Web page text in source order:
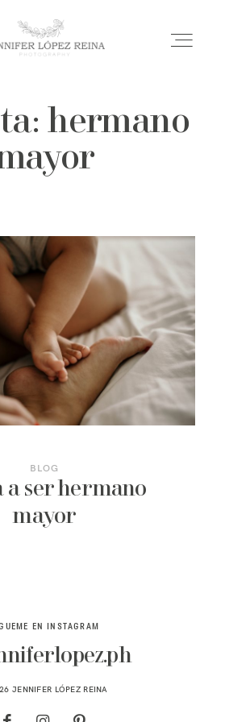
INICIO
BODAS
BLOG
SOBRE MÍ
CONTACTO
hermano
BLOG
a ser hermano
mayor
EN INSTAGRAM
JENNIFER LÓPEZ REINA